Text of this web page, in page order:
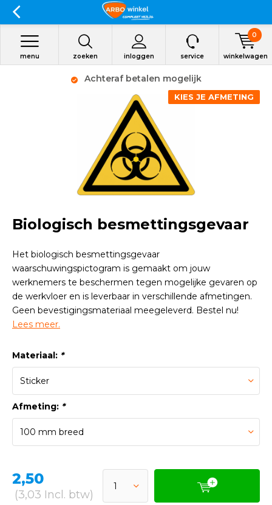
zoeken inloggen
menu service winkelwagen
0
Achteraf betalen mogelijk
KIES JE AFMETING
Biologisch besmettingsgevaar
Het biologisch besmettingsgevaar
waarschuwingspictogram is gemaakt om jouw
werknemers te beschermen tegen mogelijke gevaren op
de werkvloer en is leverbaar in verschillende afmetingen.
Geen bevestigingsmateriaal meegeleverd. Bestel nu!
Lees meer.
Materiaal: *
Afmeting: *
2,50
(3,03 Incl. btw)